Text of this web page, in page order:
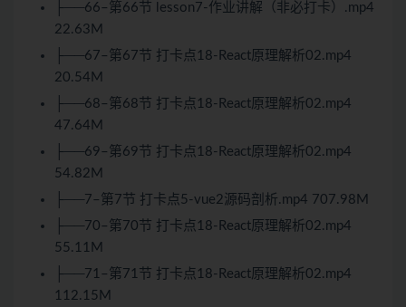
├──66–第66节 lesson7-作业讲解（非必打卡）.mp4
22.63M
├──67–第67节 打卡点18-React原理解析02.mp4
20.54M
├──68–第68节 打卡点18-React原理解析02.mp4
47.64M
├──69–第69节 打卡点18-React原理解析02.mp4
54.82M
├──7–第7节 打卡点5-vue2源码剖析.mp4 707.98M
├──70–第70节 打卡点18-React原理解析02.mp4
55.11M
├──71–第71节 打卡点18-React原理解析02.mp4
112.15M